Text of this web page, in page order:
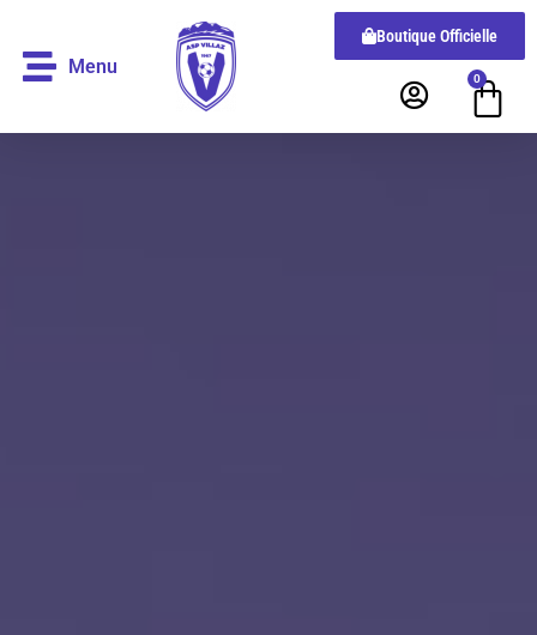
Menu
Boutique Officielle
0